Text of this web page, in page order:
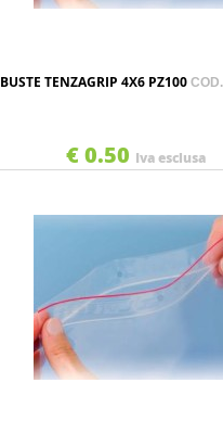
BUSTE TENZAGRIP 4X6 PZ100
€ 0.50 Iva esclusa